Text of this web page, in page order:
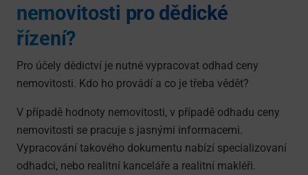
nemovitosti pro dědické
řízení?
Pro účely dědictví je nutné vypracovat odhad ceny
nemovitosti. Kdo ho provádí a co je třeba vědět?
V případě hodnoty nemovitosti, v případě odhadu ceny
nemovitosti se pracuje s jasnými informacemi.
Vypracování takového dokumentu nabízí specializovaní
odhadci, nebo realitní kanceláře a realitní makléři.